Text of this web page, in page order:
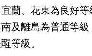
蘭、花東為良好等
及離島為普通等級
等級。